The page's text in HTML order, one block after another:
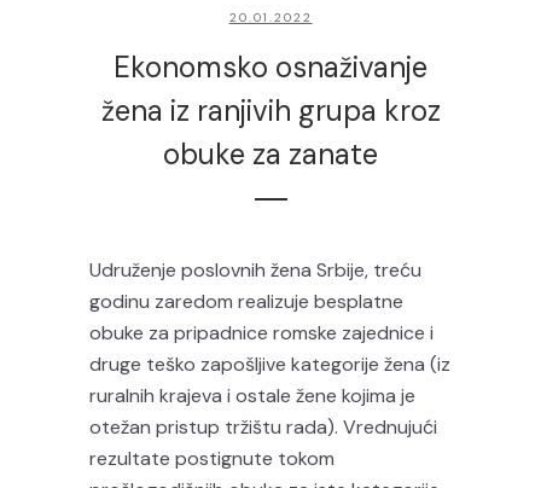
20.01.2022
Ekonomsko osnaživanje
žena iz ranjivih grupa kroz
obuke za zanate
Udruženje poslovnih žena Srbije, treću
godinu zaredom realizuje besplatne
obuke za pripadnice romske zajednice i
druge teško zapošljive kategorije žena (iz
ruralnih krajeva i ostale žene kojima je
otežan pristup tržištu rada). Vrednujući
rezultate postignute tokom